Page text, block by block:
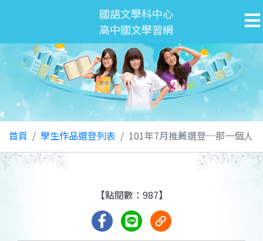
國語文學科中心
高中國文學習網
首頁 學生作品選登列表 101年7月推薦選登─那一個人
【點閱數：987】